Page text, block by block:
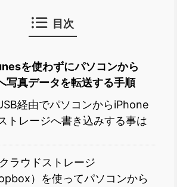
目次
を使わずにパソコンから
写真データを転送する手順
経由でパソコンからiPhone
トレージへ書き込みする事は
クラウドストレージ
）を使ってパソコンから